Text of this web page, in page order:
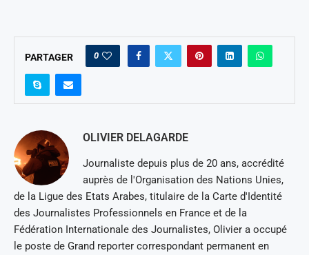
PARTAGER 0
OLIVIER DELAGARDE
Journaliste depuis plus de 20 ans, accrédité
auprès de l'Organisation des Nations Unies,
de la Ligue des Etats Arabes, titulaire de la Carte d'Identité
des Journalistes Professionnels en France et de la
Fédération Internationale des Journalistes, Olivier a occupé
le poste de Grand reporter correspondant permanent en